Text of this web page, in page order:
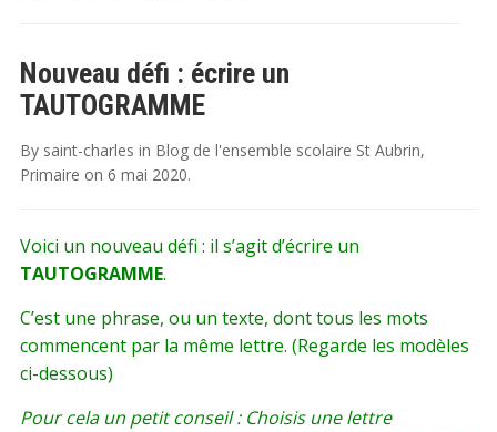
Nouveau défi : écrire un
TAUTOGRAMME
By saint-charles in Blog de l'ensemble scolaire St Aubrin,
Primaire on 6 mai 2020.
Voici un nouveau défi : il s’agit d’écrire un
TAUTOGRAMME.
C’est une phrase, ou un texte, dont tous les mots
commencent par la même lettre. (Regarde les modèles
ci-dessous)
Pour cela un petit conseil : Choisis une lettre